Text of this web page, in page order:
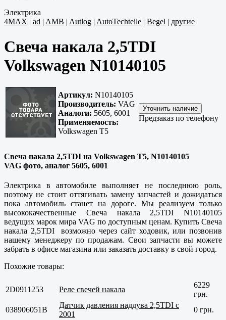
Электрика
4MAX | ad | AMB | Autlog | AutoTechteile | Begel | другие
Свеча накала 2,5TDI
Volkswagen N10140105
Артикул: N10140105
Производитель: VAG
Аналоги: 5605, 6001
Применяемость:
Volkswagen T5
Предзаказ по телефону
Свеча накала 2,5TDI на Volkswagen T5, N10140105
VAG фото, аналог 5605, 6001
Электрика в автомобиле выполняет не последнюю роль,
поэтому не стоит оттягивать замену запчастей и дожидаться
пока автомобиль станет на дороге. Мы реализуем только
высококачественные Свеча накала 2,5TDI N10140105
ведущих марок мира VAG по доступным ценам. Купить Свеча
накала 2,5TDI возможно через сайт ходовик, или позвонив
нашему менеджеру по продажам. Свои запчасти вы можете
забрать в офисе магазина или заказать доставку в свой город.
Похожие товары:
2D0911253 Реле свечей накала
6229
грн.
038906051B
Датчик давления наддува 2,5TDI с
2001
0 грн.